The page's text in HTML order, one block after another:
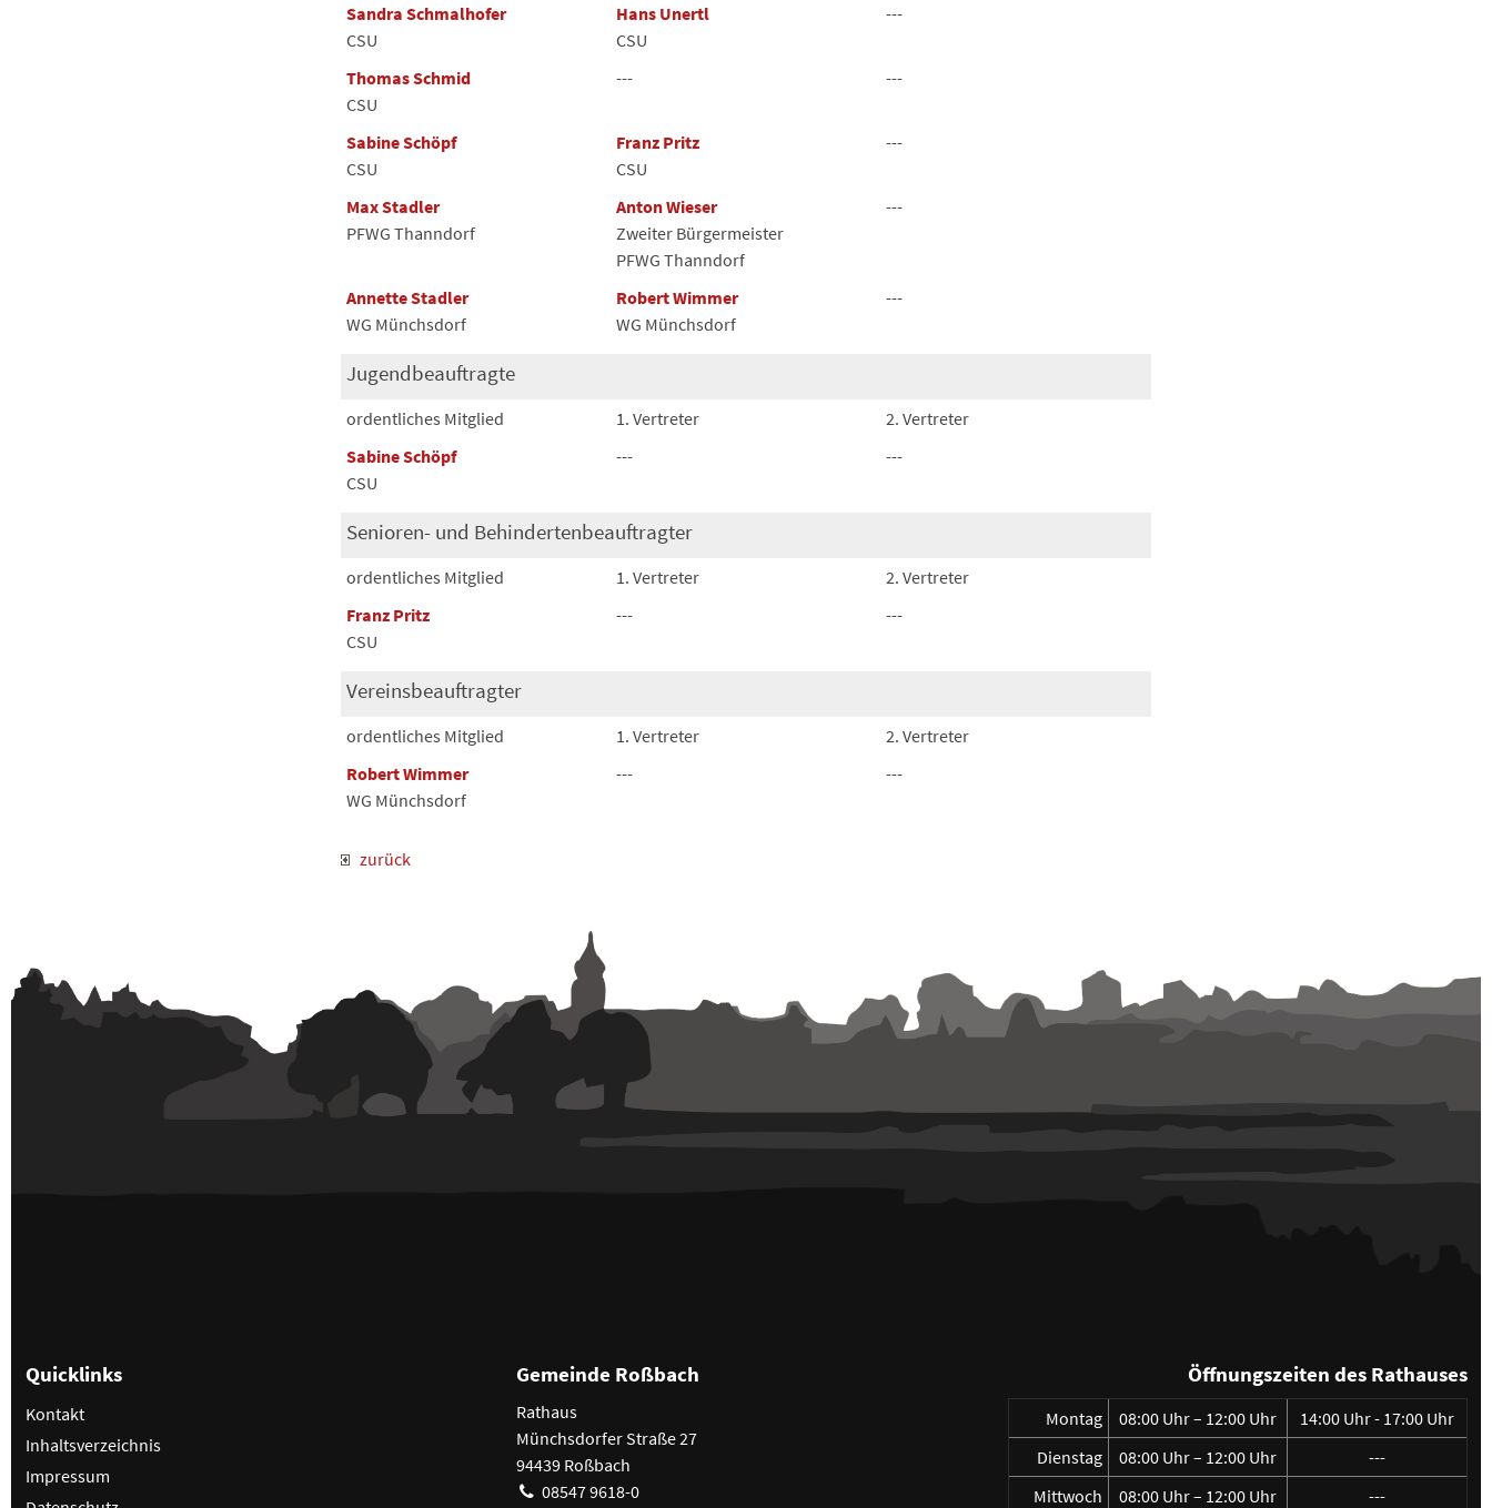
Sandra Schmalhofer
CSU
Hans Unertl
CSU
---
Thomas Schmid
CSU
--- ---
Sabine Schöpf
CSU
Franz Pritz
CSU
---
Max Stadler
PFWG Thanndorf
Anton Wieser
Zweiter Bürgermeister
PFWG Thanndorf
---
Annette Stadler
WG Münchsdorf
Robert Wimmer
WG Münchsdorf
---
Jugendbeauftragte
ordentliches Mitglied 1. Vertreter
2. Vertreter
Sabine Schöpf
CSU
--- ---
Senioren- und Behindertenbeauftragter
ordentliches Mitglied 1. Vertreter
2. Vertreter
Franz Pritz
CSU
--- ---
Vereinsbeauftragter
ordentliches Mitglied 1. Vertreter
2. Vertreter
Robert Wimmer
WG Münchsdorf
--- ---
zurück
Quicklinks
Kontakt
Inhaltsverzeichnis
Impressum
Gemeinde Roßbach
Rathaus
Münchsdorfer Straße 27
94439 Roßbach
08547 9618-0
Öffnungszeiten des Rathauses
Montag 08:00 Uhr – 12:00 Uhr
14:00 Uhr - 17:00 Uhr
Dienstag
08:00 Uhr – 12:00 Uhr
---
Mittwoch
08:00 Uhr – 12:00 Uhr ---